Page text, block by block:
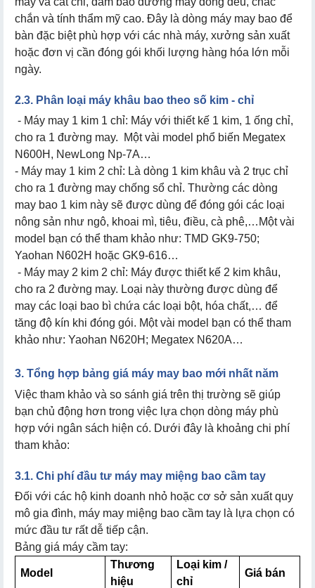
chắn và tính thẩm mỹ cao. Đây là dòng máy may bao để
bàn đặc biệt phù hợp với các nhà máy, xưởng sản xuất
hoặc đơn vị cần đóng gói khối lượng hàng hóa lớn mỗi
ngày.
2.3. Phân loại máy khâu bao theo số kim - chỉ
- Máy may 1 kim 1 chỉ: Máy với thiết kế 1 kim, 1 ống chỉ,
cho ra 1 đường may. Một vài model phổ biến Megatex
N600H, NewLong Np-7A…
- Máy may 1 kim 2 chỉ: Là dòng 1 kim khâu và 2 trục chỉ
cho ra 1 đường may chống sổ chỉ. Thường các dòng
may bao 1 kim này sẽ được dùng để đóng gói các loại
nông sản như ngô, khoai mì, tiêu, điều, cà phê,…Một vài
model bạn có thể tham khảo như: TMD GK9-750;
Yaohan N602H hoặc GK9-616…
- Máy may 2 kim 2 chỉ: Máy được thiết kế 2 kim khâu,
cho ra 2 đường may. Loại này thường được dùng để
may các loại bao bì chứa các loại bột, hóa chất,… để
tăng độ kín khi đóng gói. Một vài model bạn có thể tham
khảo như: Yaohan N620H; Megatex N620A…
3. Tổng hợp bảng giá máy may bao mới nhất năm
Việc tham khảo và so sánh giá trên thị trường sẽ giúp
bạn chủ động hơn trong việc lựa chọn dòng máy phù
hợp với ngân sách hiện có. Dưới đây là khoảng chi phí
tham khảo:
3.1. Chi phí đầu tư máy may miệng bao cầm tay
Đối với các hộ kinh doanh nhỏ hoặc cơ sở sản xuất quy
mô gia đình, máy may miệng bao cầm tay là lựa chọn có
mức đầu tư rất dễ tiếp cận.
Bảng giá máy cầm tay:
Model
Thương
hiệu
Loại kim /
chỉ
Giá bán